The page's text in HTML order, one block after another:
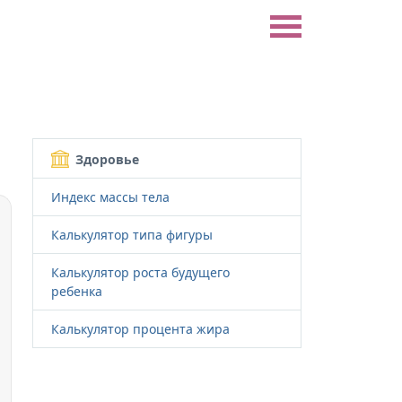
Здоровье
Индекс массы тела
Калькулятор типа фигуры
Калькулятор роста будущего
ребенка
Калькулятор процента жира